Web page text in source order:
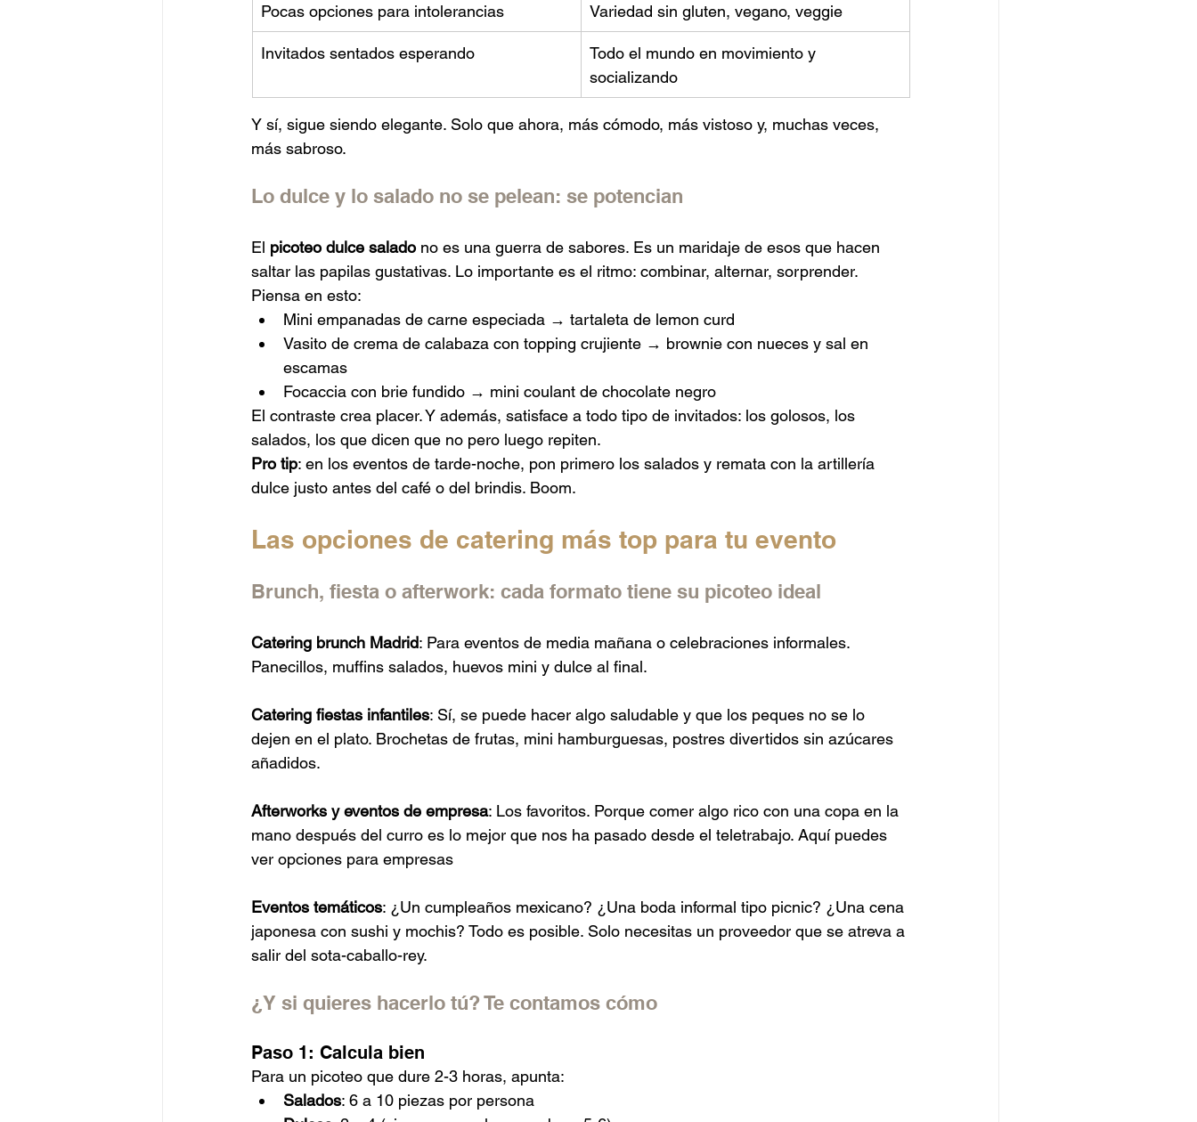
Pocas opciones para intolerancias Variedad sin gluten, vegano, veggie
Invitados sentados esperando
Todo el mundo en movimiento y
socializando
Y sí, sigue siendo elegante. Solo que ahora, más cómodo, más vistoso y, muchas veces,
más sabroso.
Lo dulce y lo salado no se pelean: se potencian
El picoteo dulce salado no es una guerra de sabores. Es un maridaje de esos que hacen
saltar las papilas gustativas. Lo importante es el ritmo: combinar, alternar, sorprender.
Piensa en esto:
Mini empanadas de carne especiada → tartaleta de lemon curd
Vasito de crema de calabaza con topping crujiente → brownie con nueces y sal en
escamas
Focaccia con brie fundido → mini coulant de chocolate negro
El contraste crea placer. Y además, satisface a todo tipo de invitados: los golosos, los
salados, los que dicen que no pero luego repiten.
Pro tip: en los eventos de tarde-noche, pon primero los salados y remata con la artillería
dulce justo antes del café o del brindis. Boom.
Las opciones de catering más top para tu evento
Brunch, fiesta o afterwork: cada formato tiene su picoteo ideal
Catering brunch Madrid: Para eventos de media mañana o celebraciones informales.
Panecillos, muffins salados, huevos mini y dulce al final.
Catering fiestas infantiles: Sí, se puede hacer algo saludable y que los peques no se lo
dejen en el plato. Brochetas de frutas, mini hamburguesas, postres divertidos sin azúcares
añadidos.
Afterworks y eventos de empresa: Los favoritos. Porque comer algo rico con una copa en la
mano después del curro es lo mejor que nos ha pasado desde el teletrabajo. Aquí puedes
ver opciones para empresas
Eventos temáticos: ¿Un cumpleaños mexicano? ¿Una boda informal tipo picnic? ¿Una cena
japonesa con sushi y mochis? Todo es posible. Solo necesitas un proveedor que se atreva a
salir del sota-caballo-rey.
¿Y si quieres hacerlo tú? Te contamos cómo
Paso 1: Calcula bien
Para un picoteo que dure 2-3 horas, apunta:
Salados: 6 a 10 piezas por persona